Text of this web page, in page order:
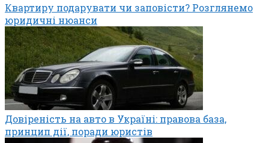
Квартиру подарувати чи заповісти? Розглянемо
юридичні нюанси
Довіреність на авто в Україні: правова база,
принцип дії, поради юристів